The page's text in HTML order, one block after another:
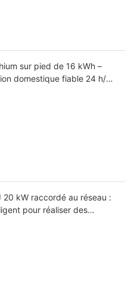
sur pied de 16 kWh –
domestique fiable 24 h/24
20 kW raccordé au réseau :
pour réaliser des